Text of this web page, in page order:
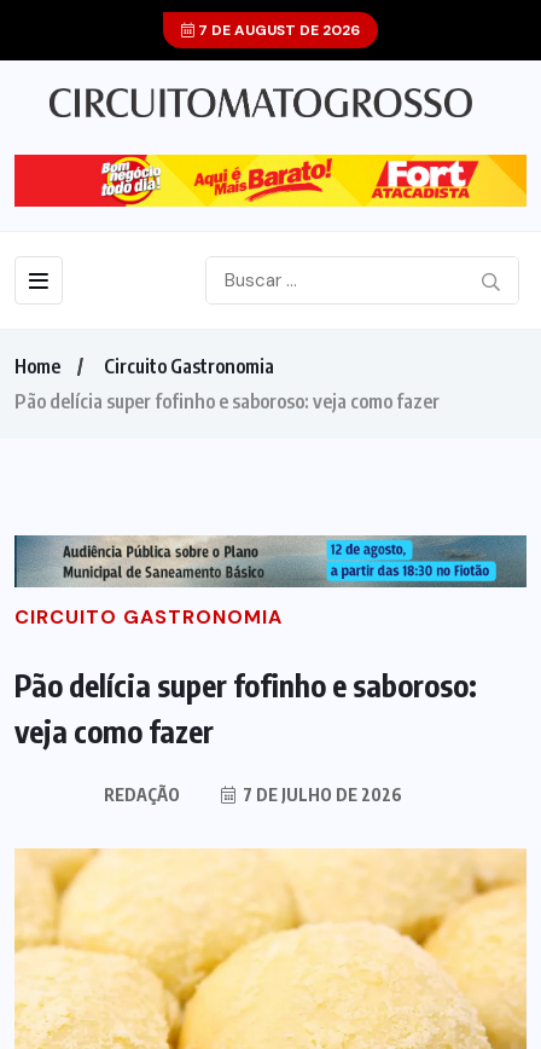
7 DE AUGUST DE 2026
Home
Circuito Gastronomia
Pão delícia super fofinho e saboroso: veja como fazer
CIRCUITO GASTRONOMIA
Pão delícia super fofinho e saboroso:
veja como fazer
REDAÇÃO 7 DE JULHO DE 2026